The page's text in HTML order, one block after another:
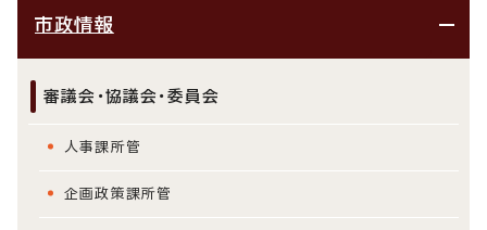
市政情報
審議会・協議会・委員会
人事課所管
企画政策課所管